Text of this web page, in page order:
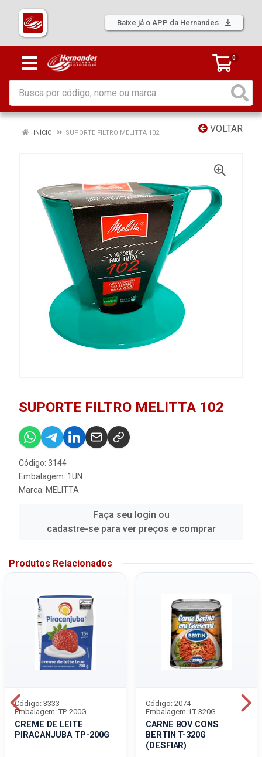
Baixe já o APP da Hernandes
0
VOLTAR
INÍCIO SUPORTE FILTRO MELITTA 102
SUPORTE FILTRO MELITTA 102
Código: 3144
Embalagem: 1UN
Marca: MELITTA
Faça seu login ou
cadastre-se para ver preços e comprar
Produtos Relacionados
CREME DE LEITE
PIRACANJUBA TP-200G
Código: 3333
Embalagem: TP-200G
CARNE BOV CONS
BERTIN T-320G
(DESFIAR)
Código: 2074
Embalagem: LT-320G